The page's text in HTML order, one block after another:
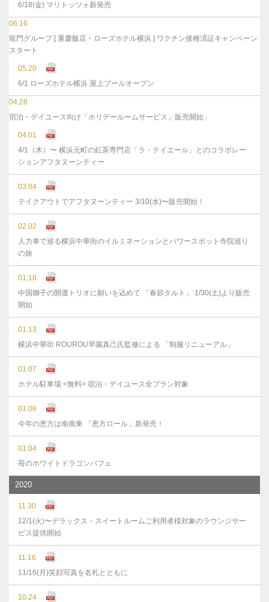
6/18(金) マリトッツォ新発売
06.16
龍門グループ [ 重慶飯店・ローズホテル横浜 ] ワクチン接種済証キャンペーン
スタート
05.20
6/1 ローズホテル横浜 屋上プールオープン
04.28
宿泊・デイユース向け「ホリデールームサービス」販売開始」
04.01
4/1（木）〜 横浜元町の紅茶専門店「ラ・テイエール」とのコラボレー
ションアフタヌーンティー
03.04
テイクアウトでアフタヌーンティー 3/10(水)〜販売開始！
02.02
人力車で巡る横浜中華街のイルミネーションとパワースポット寺院巡り
の旅
01.18
中国獅子の開運トリオに願いを込めて 「春節タルト」 1/30(土)より販売
開始
01.13
横浜中華街 ROUROU早園真己氏監修による 「制服リニューアル」
01.07
ホテル駐車場 <無料> 宿泊・デイユース全プラン対象
01.06
今年の恵方は南南東 「恵方ロール」新発売！
01.04
苺のホワイトドラゴンパフェ
2020
11.30
12/1(火)〜デラックス・スイートルームご利用者様対象のラウンジサー
ビス提供開始
11.16
11/16(月)笑顔写真を名札とともに
10.24